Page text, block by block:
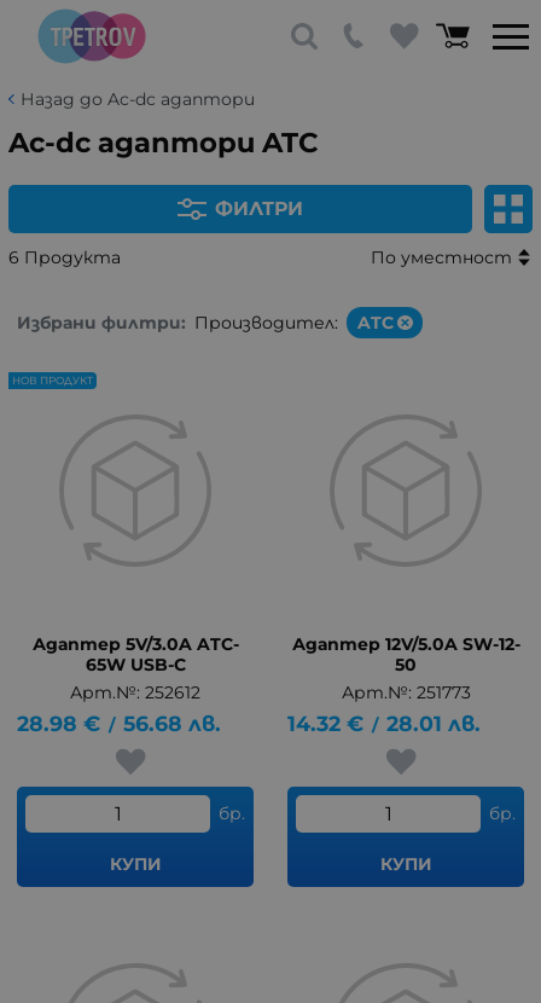
Назад до Ac-dc адаптори
Ac-dc адаптори ATC
ФИЛТРИ
6 Продукта По уместност
Избрани филтри: Производител: ATC
Адаптер 5V/3.0A ATC-
65W USB-C
Арт.№: 252612
28.98 € / 56.68 лв.
бр.
КУПИ
НОВ ПРОДУКТ
Адаптер 12V/5.0A SW-12-
50
Арт.№: 251773
14.32 € / 28.01 лв.
бр.
КУПИ